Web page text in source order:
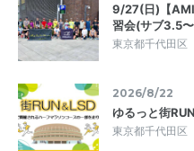
9/27(日)【
習会(サブ3.5
東京都千代田区
2026/8/22
ゆるっと街
東京都千代田区